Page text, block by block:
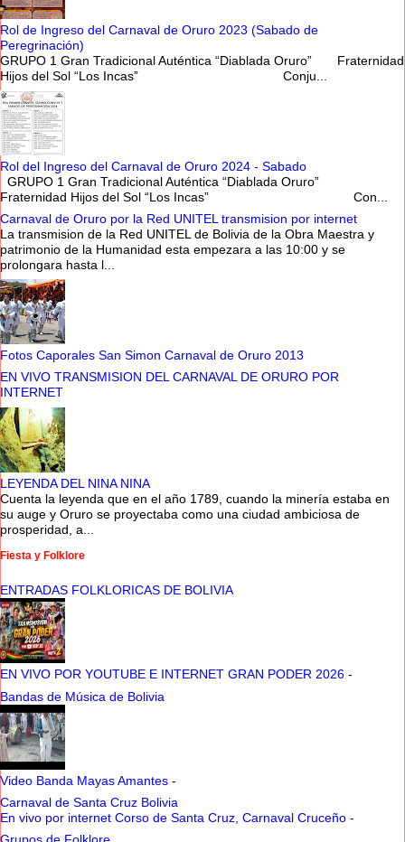
Rol de Ingreso del Carnaval de Oruro 2023 (Sabado de
Peregrinación)
GRUPO 1 Gran Tradicional Auténtica “Diablada Oruro” Fraternidad
Hijos del Sol “Los Incas” Conju...
Rol del Ingreso del Carnaval de Oruro 2024 - Sabado
GRUPO 1 Gran Tradicional Auténtica “Diablada Oruro”
Fraternidad Hijos del Sol “Los Incas” Con...
Carnaval de Oruro por la Red UNITEL transmision por internet
La transmision de la Red UNITEL de Bolivia de la Obra Maestra y
patrimonio de la Humanidad esta empezara a las 10:00 y se
prolongara hasta l...
Fotos Caporales San Simon Carnaval de Oruro 2013
EN VIVO TRANSMISION DEL CARNAVAL DE ORURO POR
INTERNET
LEYENDA DEL NINA NINA
Cuenta la leyenda que en el año 1789, cuando la minería estaba en
su auge y Oruro se proyectaba como una ciudad ambiciosa de
prosperidad, a...
Fiesta y Folklore
ENTRADAS FOLKLORICAS DE BOLIVIA
EN VIVO POR YOUTUBE E INTERNET GRAN PODER 2026 -
Bandas de Música de Bolivia
Video Banda Mayas Amantes -
Carnaval de Santa Cruz Bolivia
En vivo por internet Corso de Santa Cruz, Carnaval Cruceño -